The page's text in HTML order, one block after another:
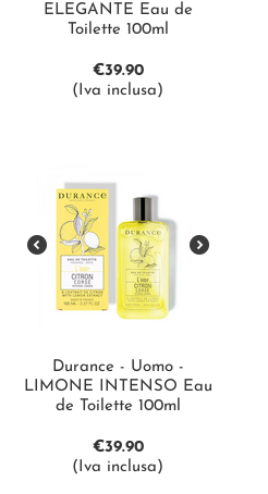
ELEGANTE Eau de
Toilette 100ml
€39.90
(Iva inclusa)
Durance - Uomo -
LIMONE INTENSO Eau
de Toilette 100ml
€39.90
(Iva inclusa)